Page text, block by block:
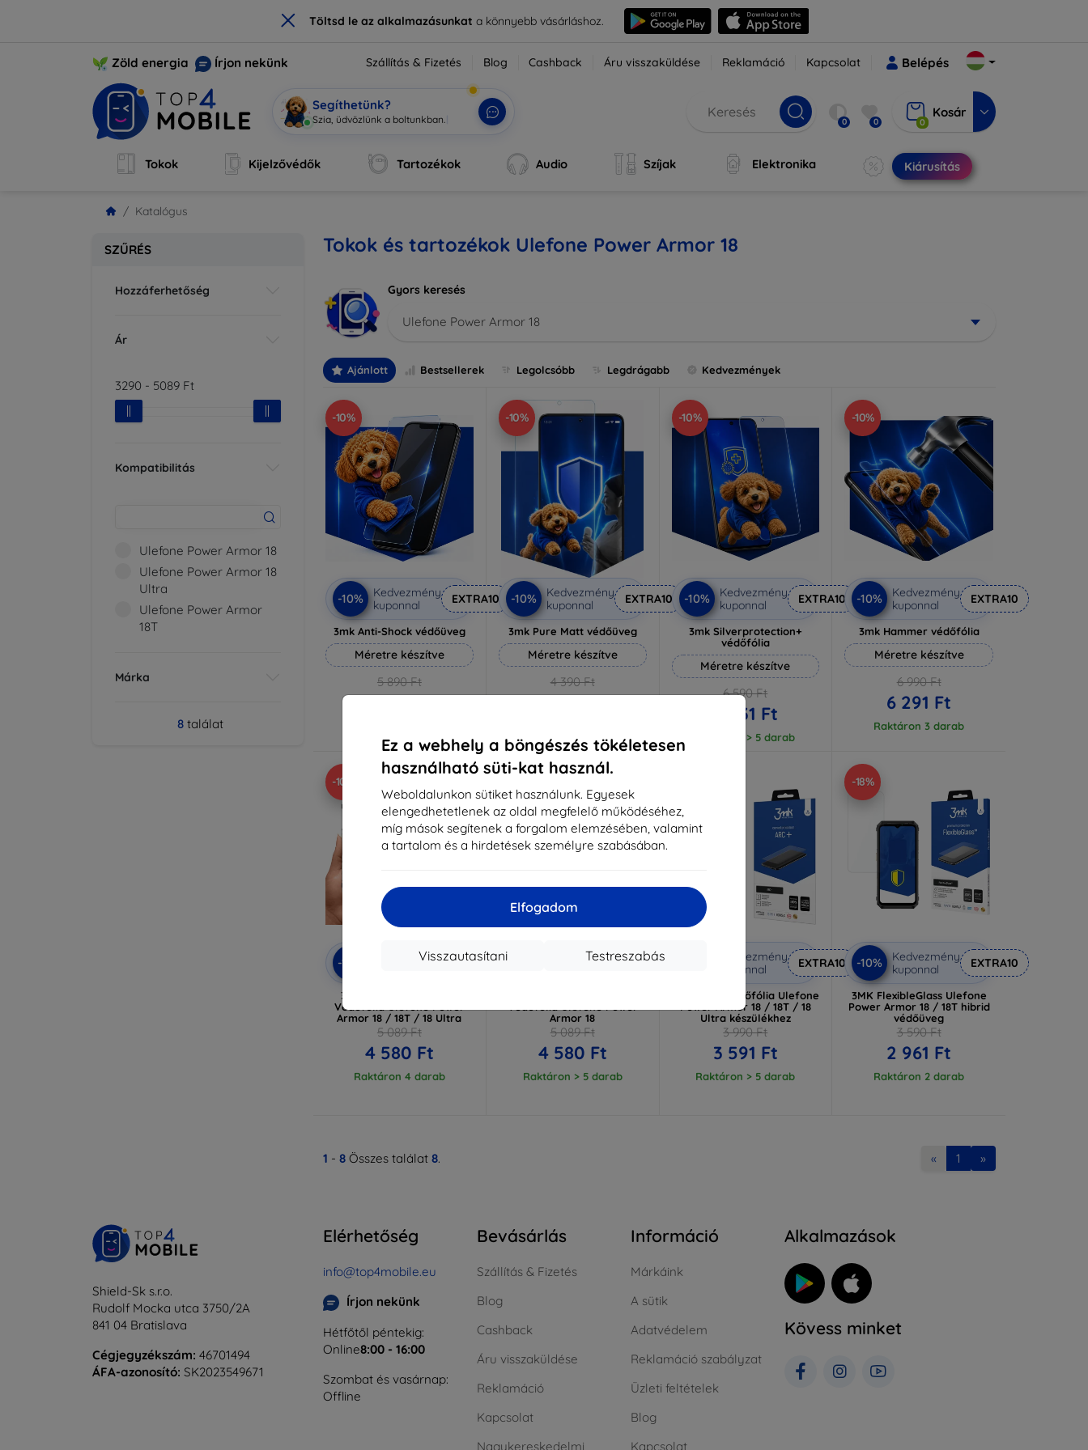
× Töltsd le az alkalmazásunkata könnyebb vásárláshoz.
Ez a webhely a böngészés tökéletesen
használható süti-kat használ.
Weboldalunkon sütiket használunk. Egyesek
elengedhetetlenek az oldal megfelelő működéséhez,
míg mások segítenek a forgalom elemzésében, valamint
a tartalom és a hirdetések személyre szabásában.
Elfogadom
Testreszabás
Visszautasítani
Zöld energia Írjon nekünk Szállítás & Fizetés Blog Cashback Áru visszaküldése Reklamáció Kapcsolat Belépés
Segíthetünk?
Mo| 0 0 0
Kosár
Tokok Kijelzővédők Tartozékok Audio Szíjak Elektronika Kiárusítás
Katalógus
SZŰRÉS
Hozzáferhetőség
Ár
3290 - 5089 Ft
Kompatibilitás
Ulefone Power Armor 18
Ulefone Power Armor 18
Ultra
Ulefone Power Armor
18T
Márka
8találat
Tokok és tartozékok Ulefone Power Armor 18
Gyors keresés
Ulefone Power Armor 18
Ajánlott Bestsellerek Legolcsóbb Legdrágabb Kedvezmények
-10%
-10%
Kedvezmény
kuponnal
EXTRA10
3mk Anti-Shock védőüveg
Méretre készítve
5 890 Ft
5 301 Ft
-10%
-10%
Kedvezmény
kuponnal
EXTRA10
3mk Pure Matt védőüveg
Méretre készítve
4 390 Ft
3 951 Ft
-10%
-10%
Kedvezmény
kuponnal
EXTRA10
3mk Silverprotection+
védőfólia
Méretre készítve
6 590 Ft
5 931 Ft
Raktáron > 5 darab
-10%
-10%
Kedvezmény
kuponnal
EXTRA10
3mk Hammer védőfólia
Méretre készítve
6 990 Ft
6 291 Ft
Raktáron 3 darab
-10%
-10%
Kedvezmény
EXTRA10
3mk Silky Matt Privacy
Védőfólia Ulefone Power
Armor 18 / 18T / 18 Ultra
5 089 Ft
4 580 Ft
Raktáron 4 darab
Kedvezmény
EXTRA10
Armor 18
5 089 Ft
4 580 Ft
Raktáron > 5 darab
Kedvezmény
kuponnal
EXTRA10
3mk ARC+ védőfólia Ulefone
Power Armor 18 / 18T / 18
Ultra készülékhez
3 990 Ft
3 591 Ft
Raktáron > 5 darab
-18%
-10%
Kedvezmény
kuponnal
EXTRA10
3MK FlexibleGlass Ulefone
Power Armor 18 / 18T hibrid
védőüveg
3 590 Ft
2 961 Ft
Raktáron 2 darab
1 - 8 Összes találat 8. « 1 »
Shield-Sk s.r.o.
Rudolf Mocka utca 3750/2A
841 04 Bratislava
Cégjegyzékszám: 46701494
ÁFA-azonosító: SK2023549671
Elérhetőség
info@top4mobile.eu
Írjon nekünk
Hétfőtől péntekig:
Online8:00 - 16:00
Szombat és vasárnap:
Offline
Bevásárlás
Szállítás & Fizetés
Blog
Cashback
Áru visszaküldése
Reklamáció
Kapcsolat
Nagykereskedelmi
Információ
Márkáink
A sütik
Adatvédelem
Reklamáció szabályzat
Üzleti feltételek
Blog
Kapcsolat
Alkalmazások
Kövess minket